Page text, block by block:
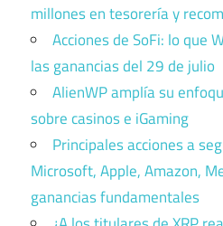
millones en tesorería y
Acciones de SoFi: lo que
las ganancias del 29 de julio
AlienWP amplía su
sobre casinos e iGaming
Principales acciones a
Microsoft, Apple, Amazon,
ganancias fundamentales